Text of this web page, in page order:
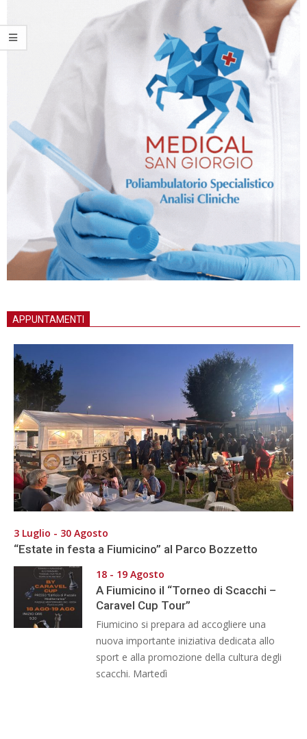
APPUNTAMENTI
3 Luglio - 30 Agosto
“Estate in festa a Fiumicino” al Parco Bozzetto
18 - 19 Agosto
A Fiumicino il “Torneo di Scacchi –
Caravel Cup Tour”
Fiumicino si prepara ad accogliere una
nuova importante iniziativa dedicata allo
sport e alla promozione della cultura degli
scacchi. Martedì